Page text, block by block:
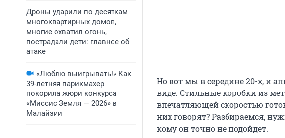
Дроны ударили по десяткам
многоквартирных домов,
многие охватил огонь,
пострадали дети: главное об
атаке
«Люблю выигрывать!» Как
39-летняя парикмахер
покорила жюри конкурса
«Миссис Земля — 2026» в
Малайзии
Но вот мы в середине 20-х, и
виде. Стильные коробки из
впечатляющей скоростью
них говорят? Разбираемся,
кому он точно не подойдет.